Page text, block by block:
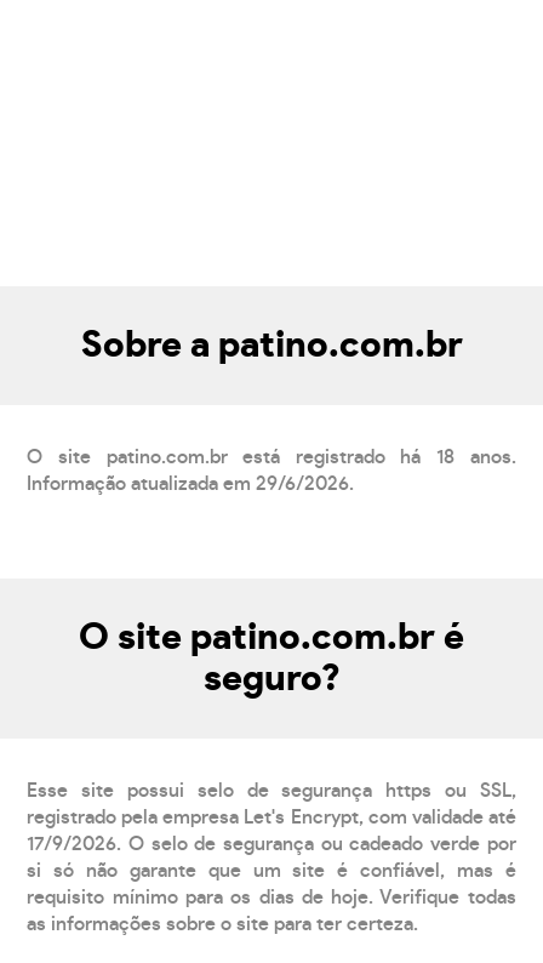
Sobre a patino.com.br
O site patino.com.br está registrado há 18 anos.
Informação atualizada em 29/6/2026.
O site patino.com.br é
seguro?
Esse site possui selo de segurança https ou SSL,
registrado pela empresa Let's Encrypt, com validade até
17/9/2026. O selo de segurança ou cadeado verde por
si só não garante que um site é confiável, mas é
requisito mínimo para os dias de hoje. Verifique todas
as informações sobre o site para ter certeza.